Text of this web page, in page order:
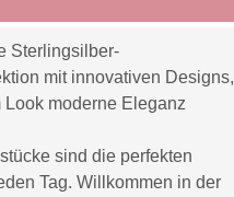
Sterlingsilber-
mit innovativen Designs,
moderne Eleganz
sind die perfekten
Tag. Willkommen in der